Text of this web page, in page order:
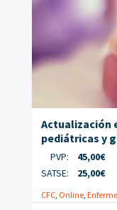
Actualización
pediátricas y
PVP: 45,00€
SATSE:
25,00€
CFC, Online,